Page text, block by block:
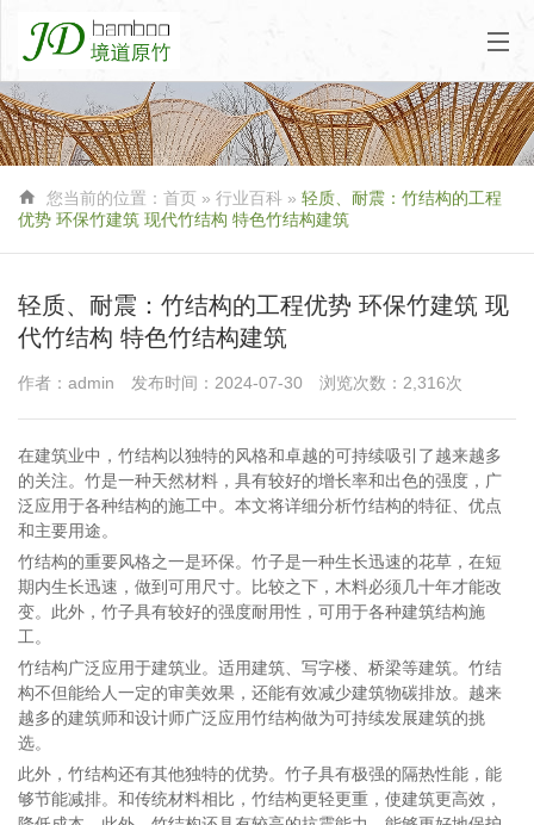
 您当前的位置： 首页 » 行业百科 » 轻质、耐震：竹结构的工程
优势 环保竹建筑 现代竹结构 特色竹结构建筑
轻质、耐震：竹结构的工程优势 环保竹建筑 现
代竹结构 特色竹结构建筑
作者：admin 发布时间：2024-07-30 浏览次数：2,316次
在建筑业中，竹结构以独特的风格和卓越的可持续吸引了越来越多
的关注。竹是一种天然材料，具有较好的增长率和出色的强度，广
泛应用于各种结构的施工中。本文将详细分析竹结构的特征、优点
和主要用途。
竹结构的重要风格之一是环保。竹子是一种生长迅速的花草，在短
期内生长迅速，做到可用尺寸。比较之下，木料必须几十年才能改
变。此外，竹子具有较好的强度耐用性，可用于各种建筑结构施
工。
竹结构广泛应用于建筑业。适用建筑、写字楼、桥梁等建筑。竹结
构不但能给人一定的审美效果，还能有效减少建筑物碳排放。越来
越多的建筑师和设计师广泛应用竹结构做为可持续发展建筑的挑
选。
此外，竹结构还有其他独特的优势。竹子具有极强的隔热性能，能
够节能减排。和传统材料相比，竹结构更轻更重，使建筑更高效，